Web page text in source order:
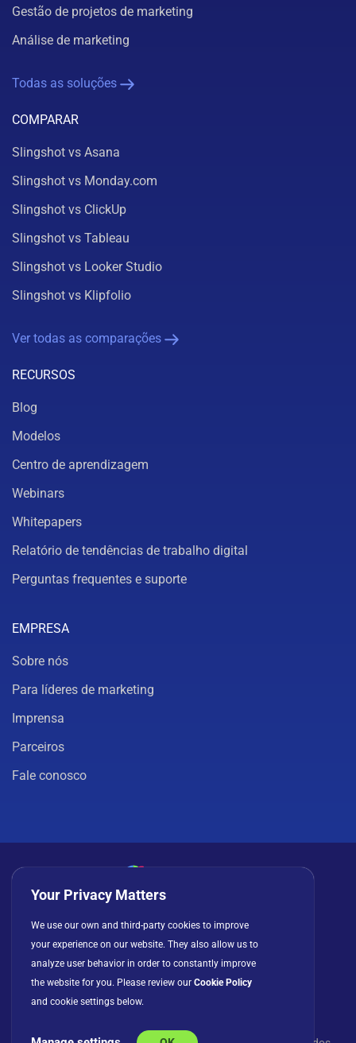
Gestão de projetos de marketing
Análise de marketing
Todas as soluções
COMPARAR
Slingshot vs Asana
Slingshot vs Monday.com
Slingshot vs ClickUp
Slingshot vs Tableau
Slingshot vs Looker Studio
Slingshot vs Klipfolio
Ver todas as comparações
RECURSOS
Blog
Modelos
Centro de aprendizagem
Webinars
Whitepapers
Relatório de tendências de trabalho digital
Perguntas frequentes e suporte
EMPRESA
Sobre nós
Para líderes de marketing
Imprensa
Parceiros
Fale conosco
Política de privacidade Cookies
Contrato de licença
Your Privacy Matters
We use our own and third-party cookies to improve
your experience on our website. They also allow us to
analyze user behavior in order to constantly improve
the website for you. Please review our Cookie Policy
and cookie settings below.